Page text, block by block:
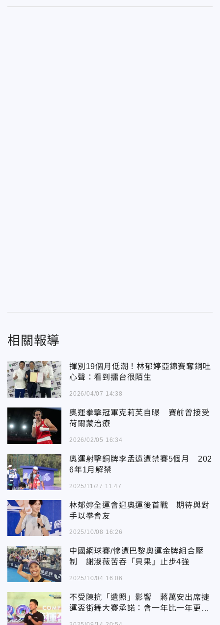
相關報導
揮別19個月低潮！林郁婷亞錦賽奪銅吐
心聲：看到擂台很陌生
2026/04/07 14:38
奧運拳擊冠軍克莉芙自曝 賽前曾接受
荷爾蒙治療
2026/02/05 16:34
奧運射擊銅牌李孟遠遭禁賽5個月 202
6年1月解禁
2025/11/27 11:47
林郁婷全運會迎奧運後首戰 期待與對
手以拳會友
2025/10/08 16:26
中國網球賽/慘遭巴黎奧運金牌組合壓
制 謝淑薇苦吞「貝果」止步4強
2025/10/04 16:06
不受陳抗「遺照」影響 蔣萬安出席捷
運盃街舞大賽承諾：會一年比一年更精